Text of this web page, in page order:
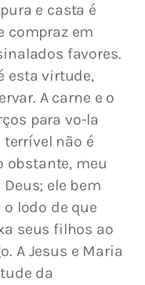
e casta é
compraz em
favores.
esta virtude,
A carne e o
para vo-la
terrível não é
obstante, meu
ele bem
lodo de que
seus filhos ao
A Jesus e Maria
da